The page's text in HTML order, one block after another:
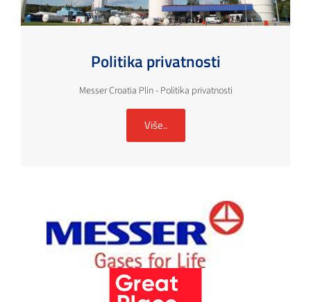
Politika privatnosti
Messer Croatia Plin - Politika privatnosti
Više..